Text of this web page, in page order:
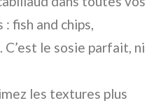
fish and chips,
le sosie parfait, ni
les textures plus